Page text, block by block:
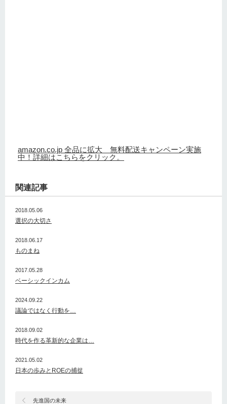
amazon.co.jp 全品に拡大 無料配送キャンペーン実施
中！詳細はこちらをクリック。
関連記事
2018.05.06
選択の大切さ
2018.06.17
ものまね
2017.05.28
ベーシックインカム
2024.09.22
議論ではなく行動を…
2018.09.02
時代を作る革新的な企業は…
2021.05.02
日本の歩みとROEの捕捉
先進国の未来